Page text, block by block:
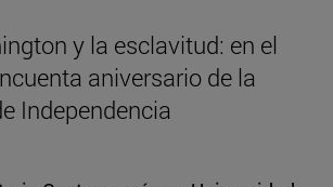
y la esclavitud: en el
aniversario de la
Independencia